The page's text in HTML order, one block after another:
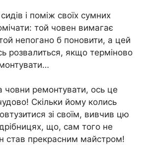
і поміж своїх сумних
той човен вимагає
непогано б поновити, а цей
розвалиться, якщо терміново
човни ремонтувати, ось це
Скільки йому колись
зі своїм, вивчив цю
що, сам того не
став прекрасним майстром!